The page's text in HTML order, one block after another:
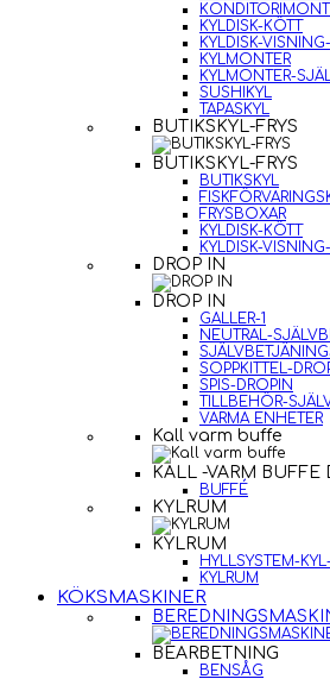
KYLDISK-KÖTT
KYLDISK-
KYLMONTER
KYLMONTER-
SUSHIKYL
TAPASKYL
BUTIKSKYL-FRYS
BUTIKSKYL-FRYS
BUTIKSKYL
FRYSBOXAR
KYLDISK-KÖTT
KYLDISK-
DROP IN
DROP IN
GALLER-1
NEUTRAL-
SOPPKITTEL-
SPIS-DROPIN
TILLBEHÖR-
VARMA ENHETER
Kall varm buffe
KALL -VARM BUFFE
BUFFÉ
KYLRUM
KYLRUM
HYLLSYSTEM-
KYLRUM
KÖKSMASKINER
BEARBETNING
BENSÅG